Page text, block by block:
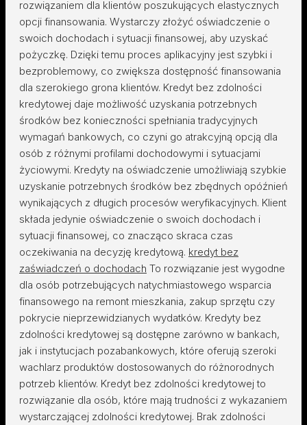
rozwiązaniem dla klientów poszukujących elastycznych
opcji finansowania. Wystarczy złożyć oświadczenie o
swoich dochodach i sytuacji finansowej, aby uzyskać
pożyczkę. Dzięki temu proces aplikacyjny jest szybki i
bezproblemowy, co zwiększa dostępność finansowania
dla szerokiego grona klientów. Kredyt bez zdolności
kredytowej daje możliwość uzyskania potrzebnych
środków bez konieczności spełniania tradycyjnych
wymagań bankowych, co czyni go atrakcyjną opcją dla
osób z różnymi profilami dochodowymi i sytuacjami
życiowymi. Kredyty na oświadczenie umożliwiają szybkie
uzyskanie potrzebnych środków bez zbędnych opóźnień
wynikających z długich procesów weryfikacyjnych. Klient
składa jedynie oświadczenie o swoich dochodach i
sytuacji finansowej, co znacząco skraca czas
oczekiwania na decyzję kredytową. kredyt bez
zaświadczeń o dochodach To rozwiązanie jest wygodne
dla osób potrzebujących natychmiastowego wsparcia
finansowego na remont mieszkania, zakup sprzętu czy
pokrycie nieprzewidzianych wydatków. Kredyty bez
zdolności kredytowej są dostępne zarówno w bankach,
jak i instytucjach pozabankowych, które oferują szeroki
wachlarz produktów dostosowanych do różnorodnych
potrzeb klientów. Kredyt bez zdolności kredytowej to
rozwiązanie dla osób, które mają trudności z wykazaniem
wystarczającej zdolności kredytowej. Brak zdolności